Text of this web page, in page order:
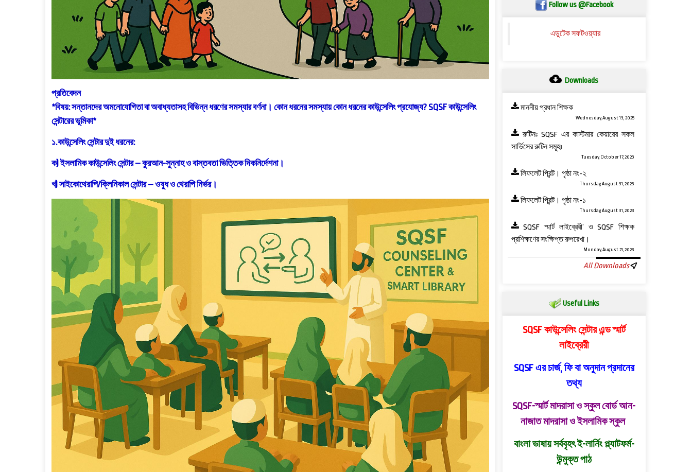
প্রতিবেদন
*বিষয়: সন্তানদের অমনোযোগিতা বা অবাধ্যতাসহ বিভিন্ন ধরণের সমস্যার বর্ণনা। কোন ধরনের সমস্যায় কোন ধরনের কাউন্সেলিং প্রযোজ্য? SQSF কাউন্সেলিং
সেন্টারের ভূমিকা*
১.কাউন্সেলিং সেন্টার দুই ধরনের:
ক) ইসলামিক কাউন্সেলিং সেন্টার – কুরআন-সুন্নাহ ও বাস্তবতা ভিত্তিক দিকনির্দেশনা।
খ) সাইকোথেরাপি/ক্লিনিকাল সেন্টার – ওষুধ ও থেরাপি নির্ভর।
Follow us @Facebook
এডুটেক সফটওয়্যার
Downloads
মাননীয় প্রধান শিক্ষক
Wednesday, August 13, 2025
রুটিনঃ SQSF এর কাস্টমার কেয়ারের সকল
সার্ভিসের রুটিন সমূহঃ
Tuesday, October 17, 2023
লিফলেট প্রিন্ট। পৃষ্ঠা নং-২
Thursday, August 31, 2023
লিফলেট প্রিন্ট। পৃষ্ঠা নং-১
Thursday, August 31, 2023
SQSF স্মার্ট লাইব্রেরী’ ও ‍SQSF শিক্ষক
প্রশিক্ষণের সংক্ষিপ্ত রুপরেখা।
Monday, August 21, 2023
All Downloads
Useful Links
SQSF কাউন্সেলিং সেন্টার এন্ড স্মার্ট
লাইব্রেরী
SQSF এর চার্জ, ফি বা অনুদান প্রদানের
তথ্য
SQSF-স্মার্ট মাদরাসা ও স্কুল বোর্ডআন-
নাজাত মাদরাসা ও ইসলামিক স্কুল
বাংলা ভাষায় সর্ববৃহৎ ই-লার্নিং প্ল্যাটফর্ম-
উন্মুক্ত পাঠ